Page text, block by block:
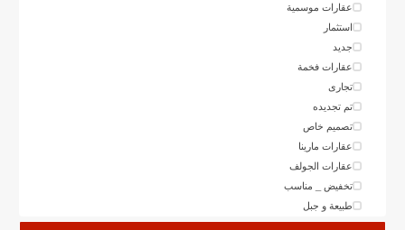
عقارات موسمية
استثمار
جديد
عقارات فخمة
تجارى
تم تجديده
تصميم خاص
عقارات مارينا
عقارات الجولف
تخفيض _ مناسب
طبيعة و جبل